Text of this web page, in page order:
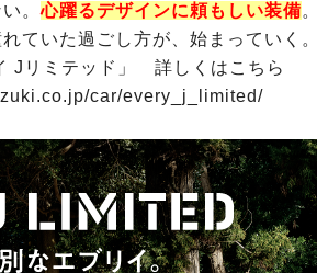
。心躍るデザインに頼もしい装備。
ていた過ごし方が、始まっていく。
Jリミテッド」 詳しくはこちら
car/every_j_limited/